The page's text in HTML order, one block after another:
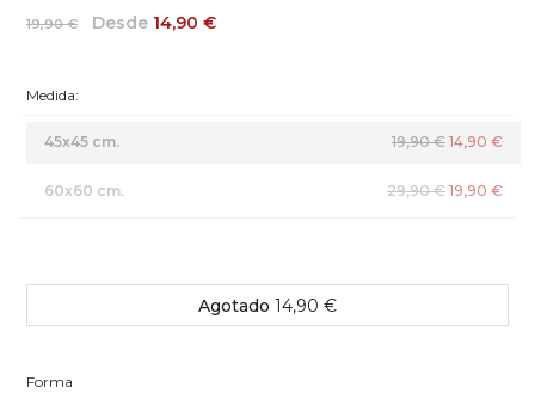
19,90 € Desde 14,90 €
Forma
Medida:
45x45 cm. 19,90 € 14,90 €
60x60 cm. 29,90 € 19,90 €
Agotado 14,90 €